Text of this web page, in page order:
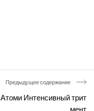
Предыдущее содержание
Атоми Интенсивный трит
мент